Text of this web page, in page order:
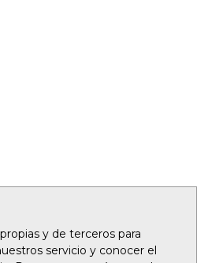
y de terceros para
servicio y conocer el